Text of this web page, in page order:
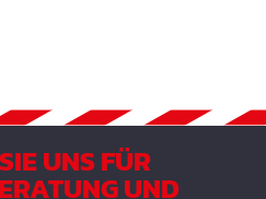
UNS FÜR
UND